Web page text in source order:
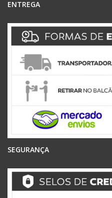
ENTREGA
SEGURANÇA